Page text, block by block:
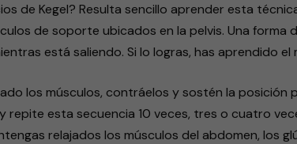
de Kegel? Resulta sencillo aprender esta
de soporte ubicados en la pelvis. Una forma
está saliendo. Si lo logras, has aprendido el
los músculos, contráelos y sostén la posición
repite esta secuencia 10 veces, tres o cuatro
relajados los músculos del abdomen, los